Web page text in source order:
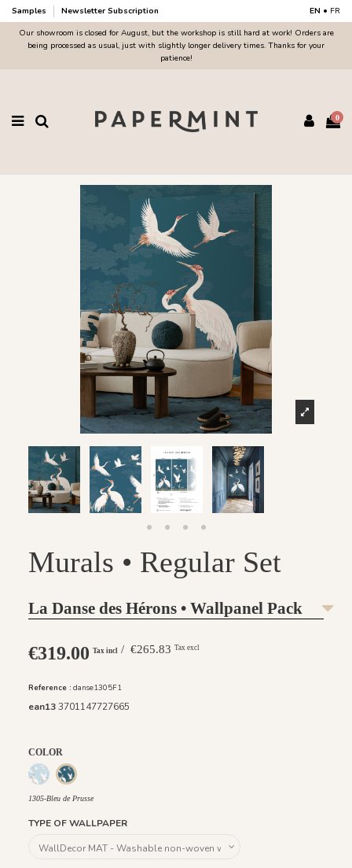
Samples Newsletter Subscription EN • FR
Our showroom is closed for August, but the workshop is still hard at work! Orders are
being processed as usual, just with slightly longer delivery times. Thanks for your
patience!
0
Murals • Regular Set
La Danse des Hérons • Wallpanel Pack
€319.00 Tax incl / €265.83 Tax excl
Reference : danse1305F1
ean133701147727665
COLOR
1304 - Bleu Dragée
1305-Bleu de Prusse
1305-Bleu de Prusse
TYPE OF WALLPAPER